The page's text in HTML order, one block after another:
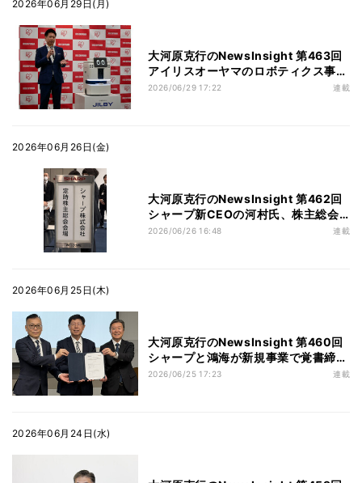
2026年06月29日(月)
大河原克行のNewsInsight 第463回
アイリスオーヤマのロボティクス事業
が加速、完全内製化した「清掃ロボ」
2026/06/29 17:22 連載
2026年06月26日(金)
大河原克行のNewsInsight 第462回
シャープ新CEOの河村氏、株主総会
で無配を陳謝も再成長の展望語る - AI
2026/06/26 16:48 連載
2026年06月25日(木)
大河原克行のNewsInsight 第460回
シャープと鴻海が新規事業で覚書締
結、AI、次世代通信、ロボティクスの
2026/06/25 17:23 連載
2026年06月24日(水)